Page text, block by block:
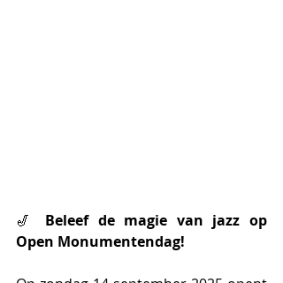
🎷 Beleef de magie van jazz op
Open Monumentendag!